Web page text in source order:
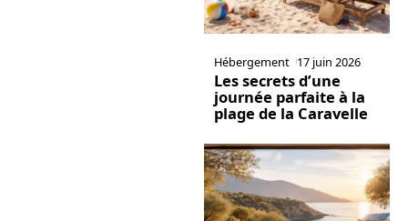
Hébergement 17 juin 2026
Les secrets d’une
journée parfaite à la
plage de la Caravelle